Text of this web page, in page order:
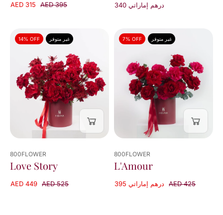
AED 315 AED 395 340 درهم إماراتي
14% OFF غير متوفر
800FLOWER
Love Story
AED 449 AED 525
7% OFF غير متوفر
800FLOWER
L'Amour
395 درهم إماراتي AED 425